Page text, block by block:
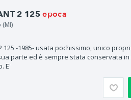
2 125 epoca
2 125 -1985- usata pochissimo, unico
parte ed è sempre stata conservata
E'